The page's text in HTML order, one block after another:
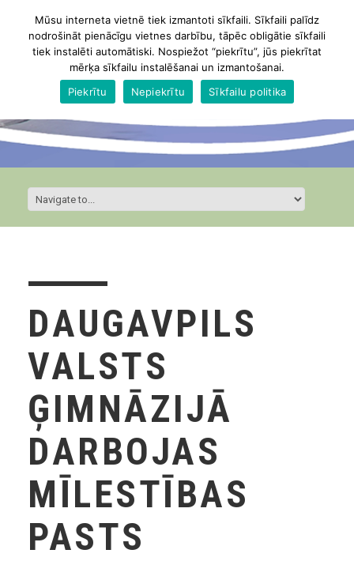
DAUGAVPILS
VALSTS
ĢIMNĀZIJĀ
DARBOJAS
MĪLESTĪBAS
PASTS
Mūsu interneta vietnē tiek izmantoti sīkfaili. Sīkfaili palīdz
nodrošināt pienācīgu vietnes darbību, tāpēc obligātie sīkfaili
tiek instalēti automātiski. Nospiežot “piekrītu”, jūs piekrītat
mērķa sīkfailu instalēšanai un izmantošanai.
Piekrītu
Nepiekrītu Sīkfailu politika